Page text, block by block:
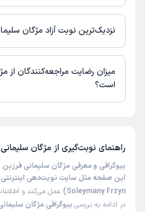
کاربر دکترتو
زمان انتظار:0-15 دقیقه
عالی بود
علت مراجعه: مشاوره در زمینه تنظیم خانواده
در حال حاضر مژگان سلیمانی فرزین
نزدیک‌ترین نوبت آزاد مژگان
مژگان سلیمانی فرزین از روز یکشنبه 18 مرداد 1405 بیمار جدید می‌پذیرند.
میزان رضایت مراجعه‌کنندگان از
است؟
راهنمای نوبت‌گیری از مژگان
بیوگرافی و معرفی مژگان سلیمانی فرزین
Soleymany Frzyn)
عمل می‌کند و
در ادامه به بررسی بیوگرافی مژگان